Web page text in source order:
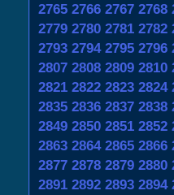
2765 2766 2767 2768
2779 2780 2781 2782
2793 2794 2795 2796
2807 2808 2809 2810
2821 2822 2823 2824
2835 2836 2837 2838
2849 2850 2851 2852
2863 2864 2865 2866
2877 2878 2879 2880
2891 2892 2893 2894